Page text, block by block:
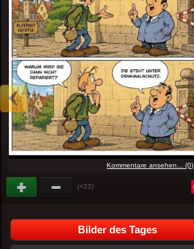
Kommentare ansehen... (0)
(+23)
Bilder des Tages